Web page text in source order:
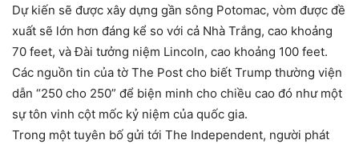
Dự kiến ​​sẽ được xây dựng gần sông Potomac, vòm được đề
xuất sẽ lớn hơn đáng kể so với cả Nhà Trắng, cao khoảng
70 feet, và Đài tưởng niệm Lincoln, cao khoảng 100 feet.
Các nguồn tin của tờ The Post cho biết Trump thường viện
dẫn “250 cho 250” để biện minh cho chiều cao đó như một
sự tôn vinh cột mốc kỷ niệm của quốc gia.
Trong một tuyên bố gửi tới The Independent, người phát